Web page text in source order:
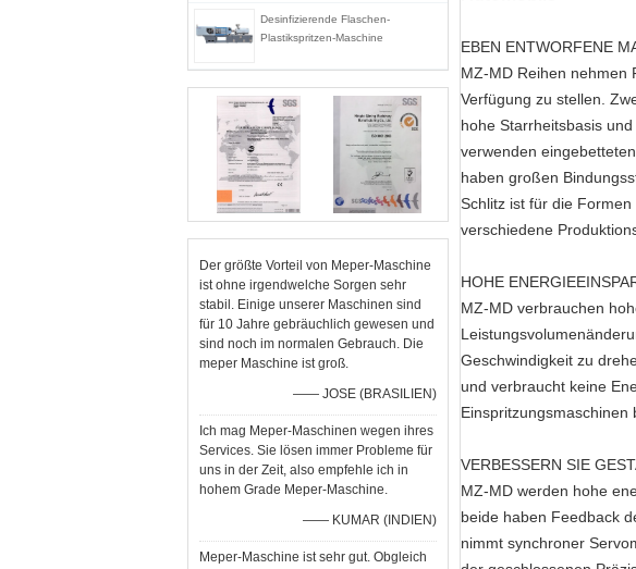
Desinfizierende Flaschen-
Plastikspritzen-Maschine
Der größte Vorteil von Meper-Maschine
ist ohne irgendwelche Sorgen sehr
stabil. Einige unserer Maschinen sind
für 10 Jahre gebräuchlich gewesen und
sind noch im normalen Gebrauch. Die
meper Maschine ist groß.
—— JOSE (BRASILIEN)
Ich mag Meper-Maschinen wegen ihres
Services. Sie lösen immer Probleme für
uns in der Zeit, also empfehle ich in
hohem Grade Meper-Maschine.
—— KUMAR (INDIEN)
Meper-Maschine ist sehr gut. Obgleich
EBEN ENTWORFENE
MZ-MD Reihen nehmen
Verfügung zu stellen.
hohe Starrheitsbasis
verwenden
haben großen
Schlitz ist für die
verschiedene
HOHE
MZ-MD verbrauchen
Geschwindigkeit zu
und verbraucht keine
Einspritzungsmaschinen
VERBESSERN SIE
MZ-MD werden hohe
beide haben Feedback
nimmt synchroner